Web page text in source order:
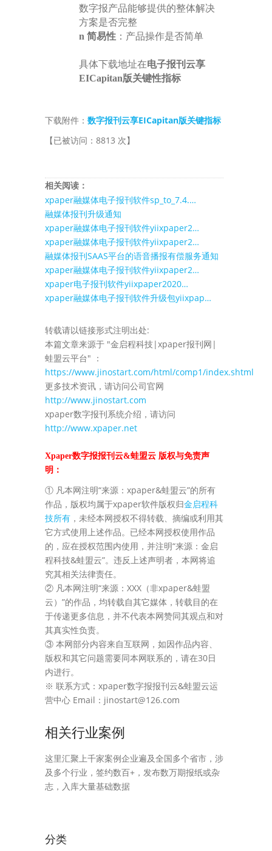
数字报产品能够提供的整体解决
方案是否完整
n 简易性 ：产品操作是否简单
具体下载地址在电子报刊云享
EICapitan版关键性指标
下载附件： 数字报刊云享EICapitan版关键指标
【已被访问：8813 次】
相关阅读：
xpaper融媒体电子报刊软件sp_to_7.4.…
融媒体报刊升级通知
xpaper融媒体电子报刊软件yiixpaper2…
xpaper融媒体电子报刊软件yiixpaper2…
融媒体报刊SAAS平台的语音播报有偿服务通知
xpaper融媒体电子报刊软件yiixpaper2…
xpaper电子报刊软件yiixpaper2020…
xpaper融媒体电子报刊软件升级包yiixpap…
转载请以链接形式注明出处:
本篇文章来源于 "金启程科技|xpaper报刊网|
蛙盟云平台" ：
https://www.jinostart.com/html/comp1/index.shtml
更多技术资讯，请访问公司官网
http://www.jinostart.com
xpaper数字报刊系统介绍，请访问
http://www.xpaper.net
Xpaper数字报报刊云&蛙盟云 版权与免责声
明：
① 凡本网注明“来源：xpaper&蛙盟云”的所有
作品，版权均属于xpaper软件版权归金启程科
技所有 ，未经本网授权不得转载、摘编或利用其
它方式使用上述作品。已经本网授权使用作品
的，应在授权范围内使用，并注明“来源：金启
程科技&蛙盟云”。违反上述声明者，本网将追
究其相关法律责任。
② 凡本网注明“来源：XXX（非xpaper&蛙盟
云）”的作品，均转载自其它媒体，转载目的在
于传递更多信息，并不代表本网赞同其观点和对
其真实性负责。
③ 本网部分内容来自互联网，如因作品内容、
版权和其它问题需要同本网联系的，请在30日
内进行。
※ 联系方式：xpaper数字报报刊云&蛙盟云运
营中心 Email：jinostart@126.com
相关行业案例
这里汇聚上千家案例企业遍及全国多个省市，涉
及多个行业，签约数百+，发布数万期报纸或杂
志，入库大量基础数据
分类